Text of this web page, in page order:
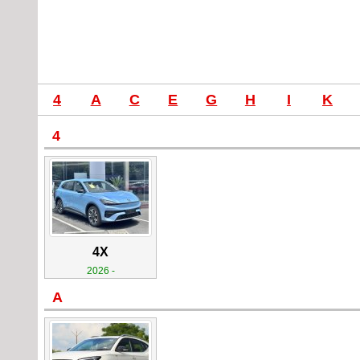
4 A C E G H I K
4
4X
2026 -
A